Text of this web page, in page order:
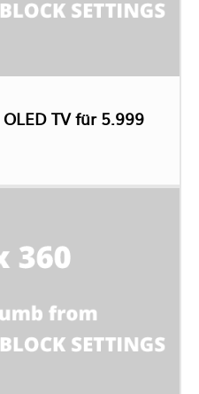
TV für 5.999